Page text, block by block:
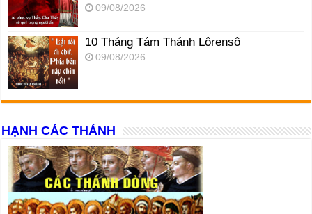
09/08/2026
10 Tháng Tám Thánh Lôrensô
09/08/2026
HẠNH CÁC THÁNH